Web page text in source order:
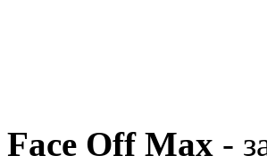
Face Off Max -